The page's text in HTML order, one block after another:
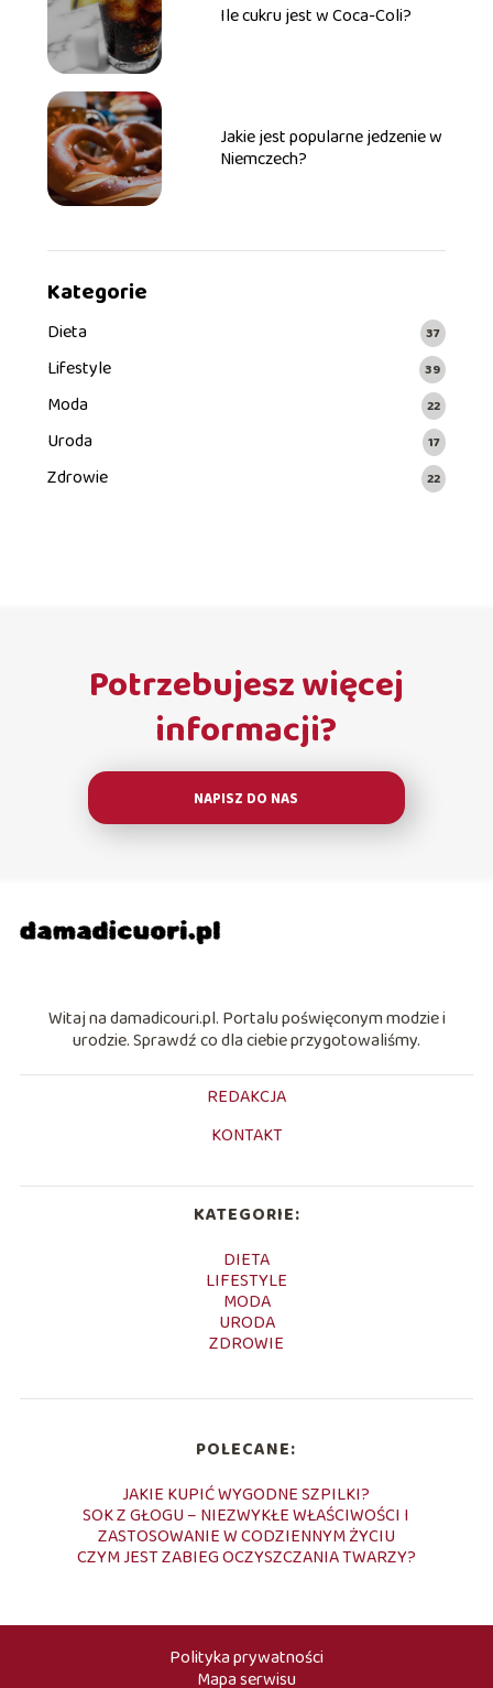
Ile cukru jest w Coca-Coli?
Jakie jest popularne jedzenie w
Niemczech?
Kategorie
Dieta 37
Lifestyle 39
Moda 22
Uroda 17
Zdrowie 22
Potrzebujesz więcej
informacji?
NAPISZ DO NAS
Witaj na damadicouri.pl. Portalu poświęconym modzie i
urodzie. Sprawdź co dla ciebie przygotowaliśmy.
REDAKCJA
KONTAKT
KATEGORIE:
DIETA
LIFESTYLE
MODA
URODA
ZDROWIE
POLECANE:
JAKIE KUPIĆ WYGODNE SZPILKI?
SOK Z GŁOGU – NIEZWYKŁE WŁAŚCIWOŚCI I
ZASTOSOWANIE W CODZIENNYM ŻYCIU
CZYM JEST ZABIEG OCZYSZCZANIA TWARZY?
Polityka prywatności
Mapa serwisu